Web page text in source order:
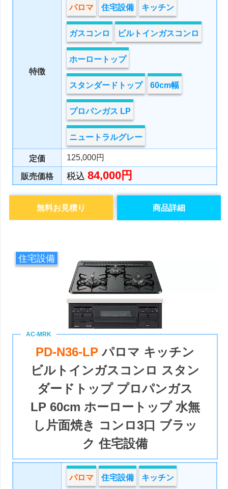
特徴
パロマ 住宅設備 キッチン
ガスコンロ ビルトインガスコンロ
ホーロートップ
スタンダードトップ 60cm幅
プロパンガス LP
ニュートラルグレー
定価 125,000円
販売価格 税込84,000円
商品詳細
無料お見積り
住宅設備
PD-N36-LPパロマ キッチン
ビルトインガスコンロ スタン
ダードトップ プロパンガス
LP 60cm ホーロートップ 水無
し片面焼き コンロ3口 ブラッ
ク 住宅設備
パロマ 住宅設備 キッチン